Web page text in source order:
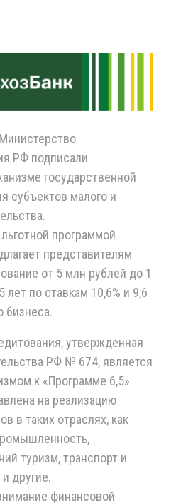
РФ подписали
государственной
субъектов малого и
программой
представителям
от 5 млн рублей до 1
по ставкам 10,6% и 9,6
бизнеса.
утвержденная
РФ № 674, является
к «Программе 6,5»
на реализацию
в таких отраслях, как
туризм, транспорт и
другие.
финансовой